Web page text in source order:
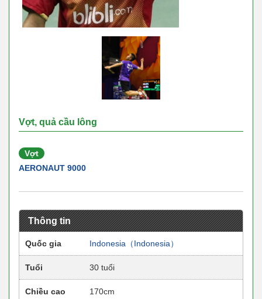
Vợt, quả cầu lông
Vợt
AERONAUT 9000
Thông tin
Quốc gia Indonesia（Indonesia）
Tuổi 30 tuổi
Chiều cao 170cm